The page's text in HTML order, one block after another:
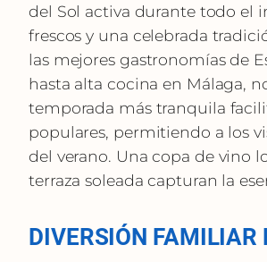
del Sol activa durante todo el
frescos y una celebrada
las mejores gastronomías de
hasta alta cocina en Málaga,
temporada más tranquila
populares, permitiendo a los
del verano. Una copa de vino
terraza soleada capturan la
DIVERSIÓN FAMILIAR